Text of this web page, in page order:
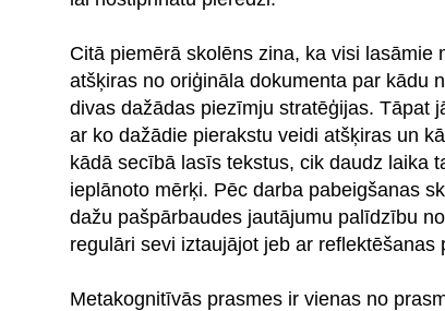
Citā piemērā skolēns zina, ka visi
atšķiras no oriģināla dokumenta par kādu
divas dažādas piezīmju stratēģijas. Tāpat
ar ko dažādie pierakstu veidi atšķiras un
kādā secībā lasīs tekstus, cik daudz laika
ieplānoto mērķi. Pēc darba pabeigšanas
dažu pašpārbaudes jautājumu palīdzību
regulāri sevi iztaujājot jeb ar reflektēšanas
Metakognitīvās prasmes ir vienas no